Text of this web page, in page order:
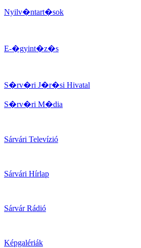
Nyilv�ntart�sok
E-�gyint�z�s
S�rv�ri J�r�si Hivatal
S�rv�ri M�dia
Sárvári Televízió
Sárvári Hírlap
Sárvár Rádió
Képgalériák